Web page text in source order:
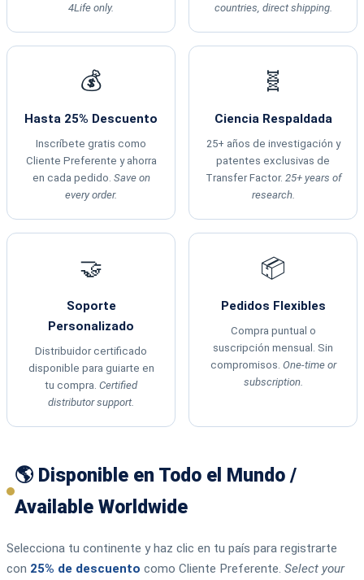
4Life only.
countries, direct shipping.
💰
Hasta 25% Descuento
Inscríbete gratis como
Cliente Preferente y ahorra
en cada pedido. Save on
every order.
🧬
Ciencia Respaldada
25+ años de investigación y
patentes exclusivas de
Transfer Factor. 25+ years of
research.
🤝
Soporte
Personalizado
Distribuidor certificado
disponible para guiarte en
tu compra. Certified
distributor support.
📦
Pedidos Flexibles
Compra puntual o
suscripción mensual. Sin
compromisos. One-time or
subscription.
🌎 Disponible en Todo el Mundo /
Available Worldwide
Selecciona tu continente y haz clic en tu país para registrarte
con 25% de descuento como Cliente Preferente. Select your